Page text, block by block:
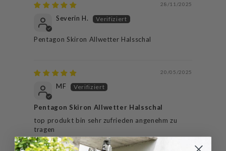
28/11/2025
Severin H.
Pentagon Skiron Allwetter Halsschal
20/05/2025
MF
Pentagon Skiron Allwetter Halsschal
top produkt bin sehr zufrieden angenehm zu
tragen